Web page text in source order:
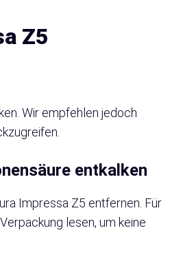
Z5
Wir empfehlen jedoch
entkalken
Impressa Z5 entfernen. Für
lesen, um keine